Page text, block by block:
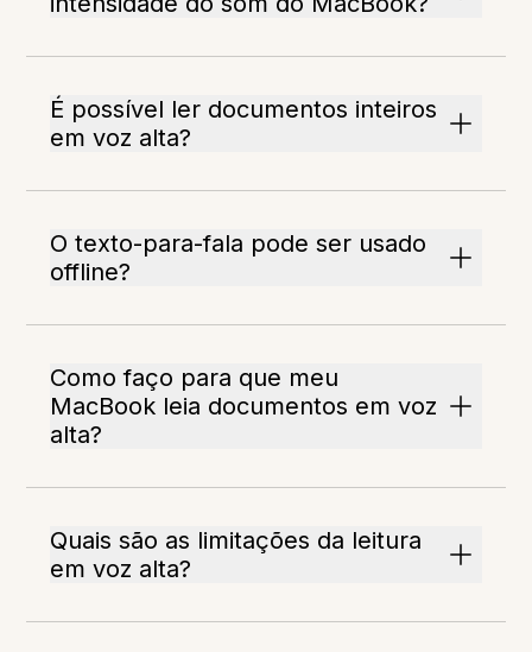
É possível ler documentos inteiros
em voz alta?
O texto-para-fala pode ser usado
offline?
Como faço para que meu
MacBook leia documentos em voz
alta?
Quais são as limitações da leitura
em voz alta?